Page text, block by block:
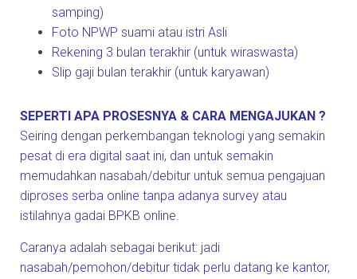
samping)
Foto NPWP suami atau istri Asli
Rekening 3 bulan terakhir (untuk wiraswasta)
Slip gaji bulan terakhir (untuk karyawan)
SEPERTI APA PROSESNYA & CARA MENGAJUKAN ?
Seiring dengan perkembangan teknologi yang semakin
pesat di era digital saat ini, dan untuk semakin
memudahkan nasabah/debitur untuk semua pengajuan
diproses serba online tanpa adanya survey atau
istilahnya gadai BPKB online.
Caranya adalah sebagai berikut: jadi
nasabah/pemohon/debitur tidak perlu datang ke kantor,